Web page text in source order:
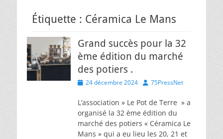
Étiquette : Céramica Le Mans
Grand succès pour la 32
ème édition du marché
des potiers .
Posted
24 décembre 2024 Author
75PressNet
L’association » Le Pot de Terre » a
organisé la 32 ème édition du
marché des potiers « Céramica Le
Mans » qui a eu lieu les 20, 21 et